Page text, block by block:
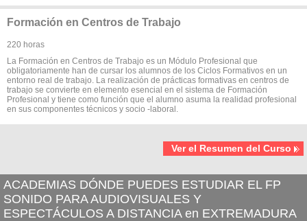
Formación en Centros de Trabajo
220 horas
La Formación en Centros de Trabajo es un Módulo Profesional que
obligatoriamente han de cursar los alumnos de los Ciclos Formativos en un
entorno real de trabajo. La realización de prácticas formativas en centros de
trabajo se convierte en elemento esencial en el sistema de Formación
Profesional y tiene como función que el alumno asuma la realidad profesional
en sus componentes técnicos y socio -laboral.
Ver el Resumen del Curso
ACADEMIAS DÓNDE PUEDES ESTUDIAR EL FP
SONIDO PARA AUDIOVISUALES Y
ESPECTÁCULOS A DISTANCIA en EXTREMADURA